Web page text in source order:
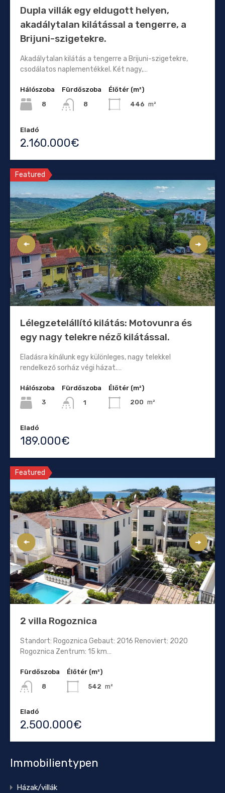
Dupla villák egy eldugott helyen,
akadálytalan kilátással a tengerre, a
Brijuni-szigetekre.
Akadálytalan kilátás a tengerre a Brijuni-szigetekre,
csodálatos naplementékkel. Két nagy,…
Hálószoba
8
Fürdőszoba
8
Élőtér (m²)
446 m²
Eladó
2.160.000€
Featured
Lélegzetelállító kilátás: Motovunra és
egy nagy telekre néző kilátással.
Eladásra kínálunk egy különleges, nagy telekkel
rendelkező sorház végi házat.…
Hálószoba
3
Fürdőszoba
1
Élőtér (m²)
200 m²
Eladó
189.000€
Featured
2 villa Rogoznica
Standort: Rogoznica Gebaut: 2016 Renoviert: 2020
Rogoznica Zentrum: 15 km…
Fürdőszoba
8
Élőtér (m²)
542 m²
Eladó
2.500.000€
Immobilientypen
Házak/villák